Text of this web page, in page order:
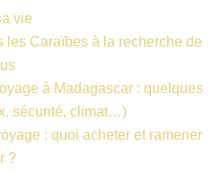
vie
les Caraïbes à la recherche de
à Madagascar : quelques
sécurité, climat…)
: quoi acheter et ramener
?